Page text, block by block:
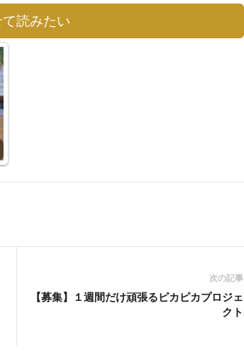
読みたい
次の記事
【募集】１週間だけ頑張るピカピカプロジェ
クト